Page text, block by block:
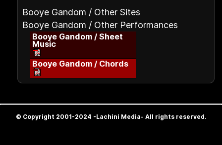
Booye Gandom / Other Sites
Booye Gandom / Other Performances
Booye Gandom / Sheet
Music
Booye Gandom / Chords
© Copyright 2001-2024 -Lachini Media- All rights reserved.